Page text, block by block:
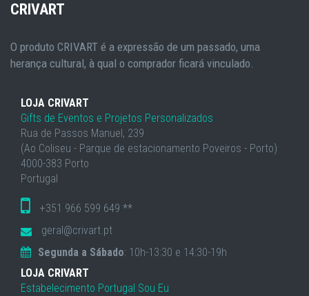
CRIVART
O produto CRIVART é a expressão de um passado, uma
herança cultural, à qual o comprador ficará vinculado.
LOJA CRIVART
Gifts de Eventos e Projetos Personalizados
Rua de Passos Manuel, 239
(Ao Coliseu - Parque de estacionamento Poveiros - Porto)
4000-383 Porto
Portugal
+351 966 599 649 **
geral@crivart.pt
Segunda a Sábado: 10h-13:30 e 14:30-19h
LOJA CRIVART
Estabelecimento Portugal Sou Eu